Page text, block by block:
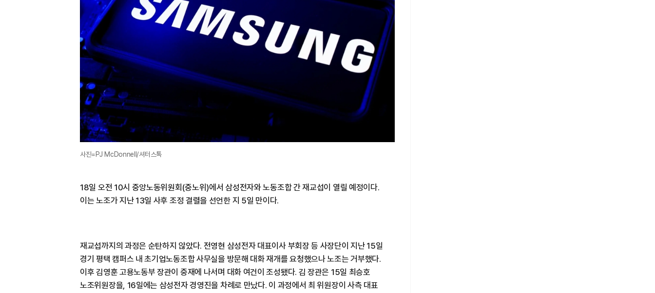
사진=PJ McDonnell/셔터스톡
18일 오전 10시 중앙노동위원회(중노위)에서 삼성전자와 노동조합 간 재교섭이 열릴 예정이다.
이는 노조가 지난 13일 사후 조정 결렬을 선언한 지 5일 만이다.
재교섭까지의 과정은 순탄하지 않았다. 전영현 삼성전자 대표이사 부회장 등 사장단이 지난 15일
경기 평택 캠퍼스 내 초기업노동조합 사무실을 방문해 대화 재개를 요청했으나 노조는 거부했다.
이후 김영훈 고용노동부 장관이 중재에 나서며 대화 여건이 조성됐다. 김 장관은 15일 최승호
노조위원장을, 16일에는 삼성전자 경영진을 차례로 만났다. 이 과정에서 최 위원장이 사측 대표